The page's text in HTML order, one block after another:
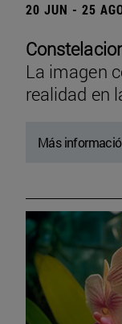
20 JUN - 25
La imagen
realidad en
Más